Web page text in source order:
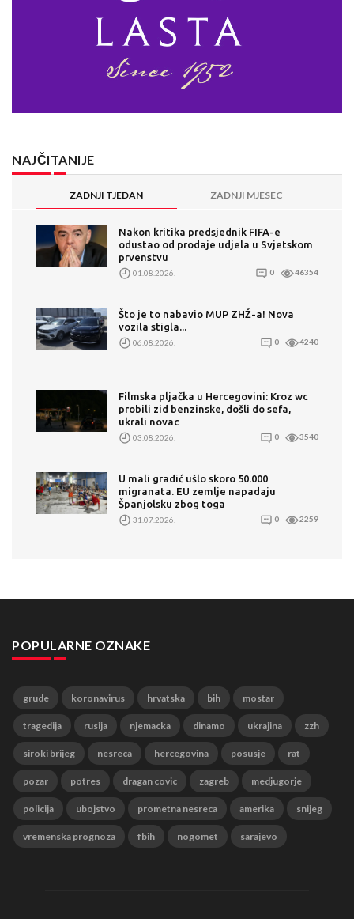
NAJČITANIJE
ZADNJI TJEDAN ZADNJI MJESEC
Nakon kritika predsjednik FIFA-e
odustao od prodaje udjela u Svjetskom
prvenstvu
01.08.2026. 0 46354
Što je to nabavio MUP ZHŽ-a! Nova
vozila stigla...
06.08.2026. 0 4240
Filmska pljačka u Hercegovini: Kroz wc
probili zid benzinske, došli do sefa,
ukrali novac
03.08.2026. 0 3540
U mali gradić ušlo skoro 50.000
migranata. EU zemlje napadaju
Španjolsku zbog toga
31.07.2026. 0 2259
POPULARNE OZNAKE
grude koronavirus hrvatska bih mostar
tragedija rusija njemacka dinamo ukrajina zzh
siroki brijeg nesreca hercegovina posusje rat
pozar potres dragan covic zagreb medjugorje
policija ubojstvo prometna nesreca amerika snijeg
vremenska prognoza fbih nogomet sarajevo